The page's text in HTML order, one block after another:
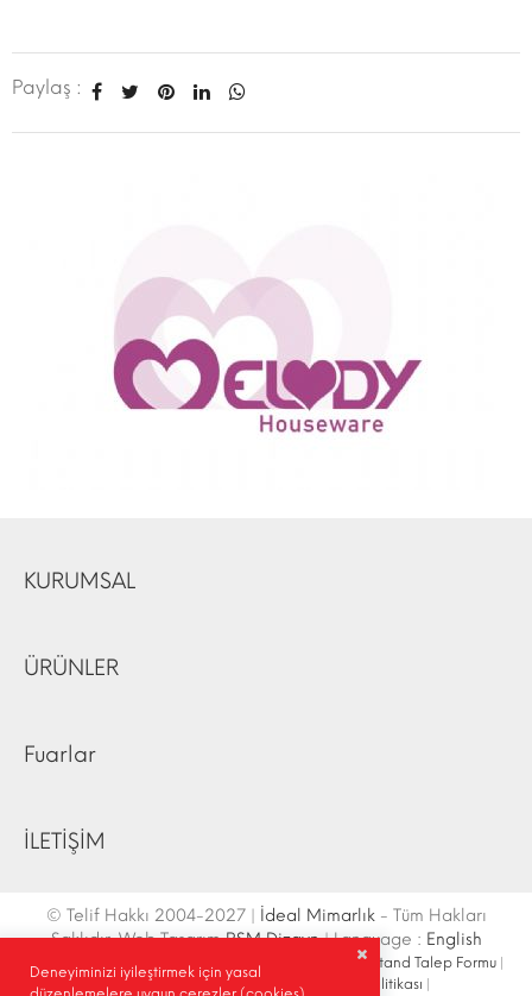
Paylaş :
KURUMSAL
ÜRÜNLER
Fuarlar
İLETİŞİM
© Telif Hakkı 2004-2027 | İdeal Mimarlık- Tüm Hakları
Saklıdır. Web TasarımRSM Dizayn| Language : English
İletişim Bilgileri | Ulaşım Krokisi Site Haritası Fuar Stand Talep Formu|
Site İçi Arama
|Sosyal Medya Gizlilik Politikası
Deneyiminizi iyileştirmek için yasal